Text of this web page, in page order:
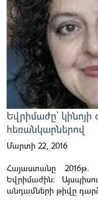
Եվրիմաժը՝
հեռանկարներով
Մարտի 22, 2016
Հայաստանը 2016թ.
Եվրիմաժին:
անդամների թիվը